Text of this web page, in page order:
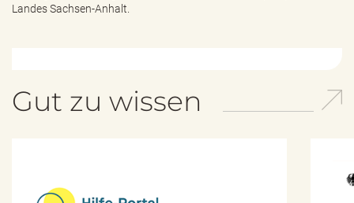
Landes Sachsen-Anhalt.
Gut zu wissen